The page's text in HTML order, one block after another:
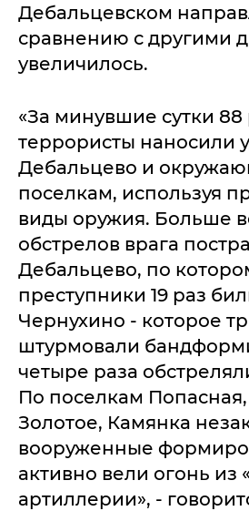
Дебальцевском
сравнению с другими
увеличилось.
«За минувшие сутки 88
террористы наносили
Дебальцево и
поселкам, используя
виды оружия. Больше
обстрелов врага
Дебальцево, по
преступники 19 раз
Чернухино - которое
штурмовали
четыре раза
По поселкам
Золотое, Камянка
вооруженные
активно вели огонь из
артиллерии», -